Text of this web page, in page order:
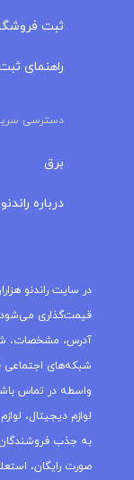
ثبت
راهنمای
دسترسی
برق
درباره‌ راندنو
در سایت راندنو
قیمت‌گذاری می‌شود.
آدرس، مشخصات،
شبکه‌های اجتماعی
واسطه در تماس
لوازم دیجیتال،
به جذب
صورت رایگان،